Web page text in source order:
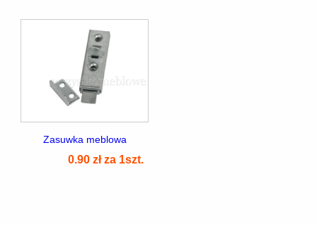
Zasuwka meblowa
0.90 zł za 1szt.